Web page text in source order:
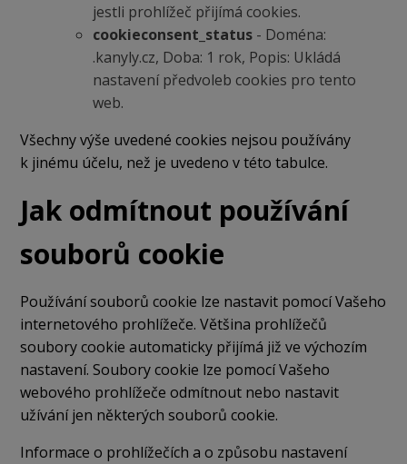
jestli prohlížeč přijímá cookies.
cookieconsent_status - Doména:
.kanyly.cz, Doba: 1 rok, Popis: Ukládá
nastavení předvoleb cookies pro tento
web.
Všechny výše uvedené cookies nejsou používány
k jinému účelu, než je uvedeno v této tabulce.
Jak odmítnout používání
souborů cookie
Používání souborů cookie lze nastavit pomocí Vašeho
internetového prohlížeče. Většina prohlížečů
soubory cookie automaticky přijímá již ve výchozím
nastavení. Soubory cookie lze pomocí Vašeho
webového prohlížeče odmítnout nebo nastavit
užívání jen některých souborů cookie.
Informace o prohlížečích a o způsobu nastavení